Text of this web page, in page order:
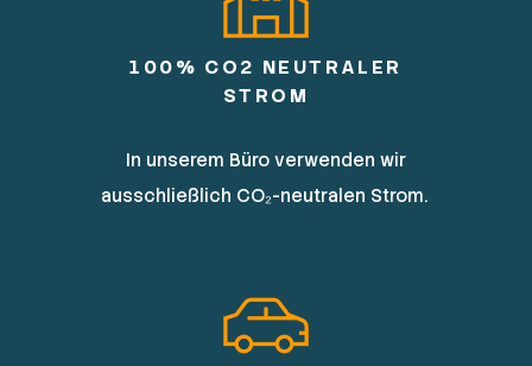
100% CO2 NEUTRALER
STROM
In unserem Büro verwenden wir
ausschließlich CO₂-neutralen Strom.